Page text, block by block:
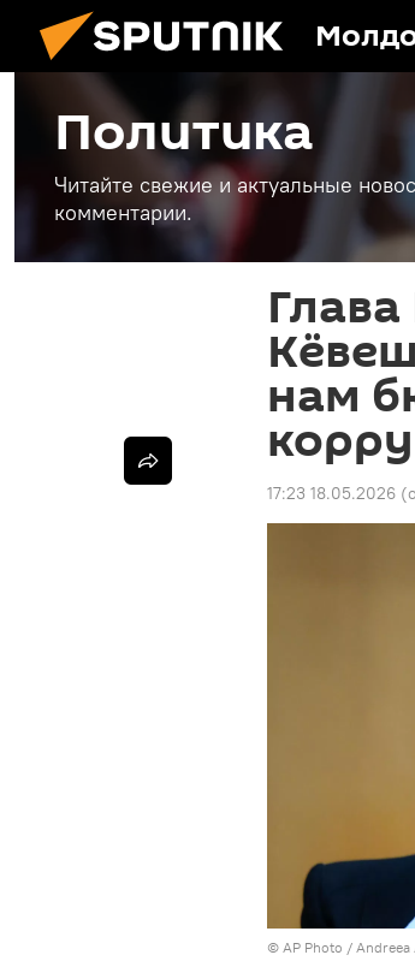
Политика
Читайте свежие и актуальные
комментарии.
нам
17:23 18.05.2026
© AP Photo / Andreea